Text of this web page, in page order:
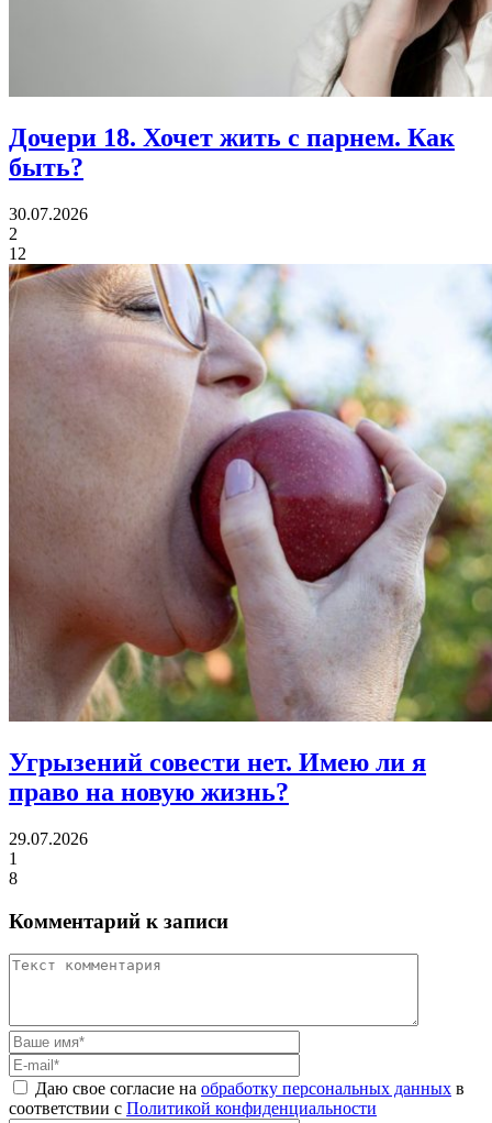
Дочери 18. Хочет жить с парнем. Как
быть?
30.07.2026
2
12
Угрызений совести нет. Имею ли я
право на новую жизнь?
29.07.2026
1
8
Комментарий к записи
Даю свое согласие на обработку персональных данных в
соответствии с Политикой конфиденциальности